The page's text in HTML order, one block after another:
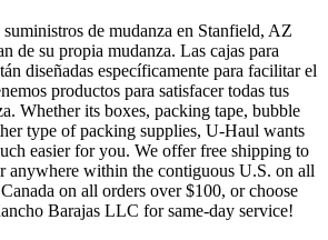
de mudanza en Stanfield, AZ
de su propia mudanza. Las cajas para
diseñadas específicamente para facilitar el
productos para satisfacer todas tus
Whether its boxes, packing tape, bubble
type of packing supplies, U-Haul wants
easier for you. We offer free shipping to
anywhere within the contiguous U.S. on all
on all orders over $100, or choose
Barajas LLC for same-day service!